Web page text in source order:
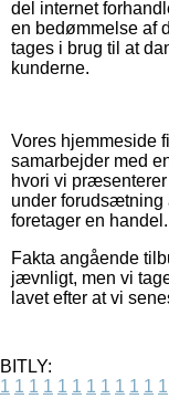
del internet
en bedømmelse af
tages i brug til at
kunderne.
Vores hjemmeside
samarbejder med
hvori vi
under forudsætning
foretager en handel.
Fakta angående
jævnligt, men vi
lavet efter at vi
BITLY:
1 1 1 1 1 1 1 1 1 1 1 1